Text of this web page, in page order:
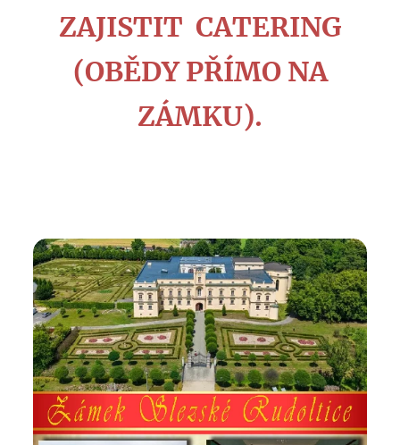
ZAJISTIT CATERING
(OBĚDY PŘÍMO NA
ZÁMKU).